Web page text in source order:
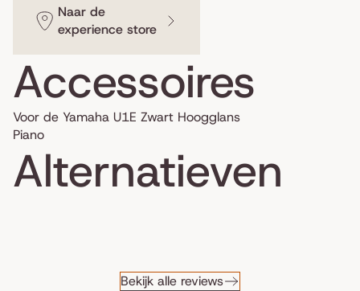
Naar de
experience store
Accessoires
Voor de Yamaha U1E Zwart Hoogglans
Piano
Alternatieven
Bekijk alle reviews